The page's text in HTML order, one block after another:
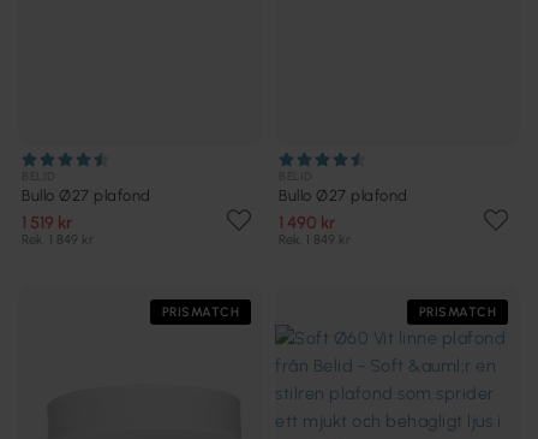
Bullo Ø27 plafond
1 519 kr
Rek. 1 849 kr
Bullo Ø27 plafond
1 490 kr
Rek. 1 849 kr
PRISMATCH PRISMATCH